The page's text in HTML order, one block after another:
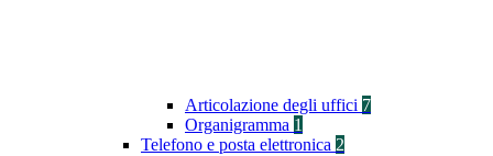
Articolazione degli uffici 7
Organigramma 1
Telefono e posta elettronica 2